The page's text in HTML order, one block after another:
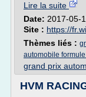
Lire la suite
Date: 2017-05-
Site : https://
Thèmes liés :
automobile formule
grand prix
HVM